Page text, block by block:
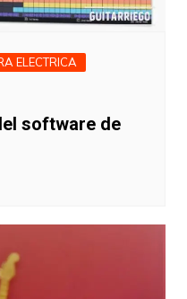
ELECTRICA
software de